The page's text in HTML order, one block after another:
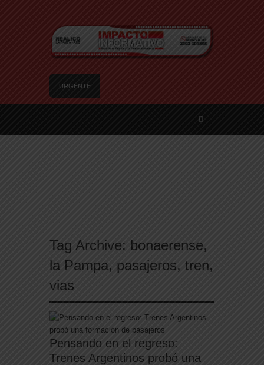
URGENTE
Infancias se vive en los barrios de Santa Rosa
preocupaciones sobre el consumo eléctrico y de
agua
Examen toxicológico confirma consumo de
Tag Archive: bonaerense,
la Pampa, pasajeros, tren,
vias
Pensando en el regreso:
Trenes Argentinos probó una